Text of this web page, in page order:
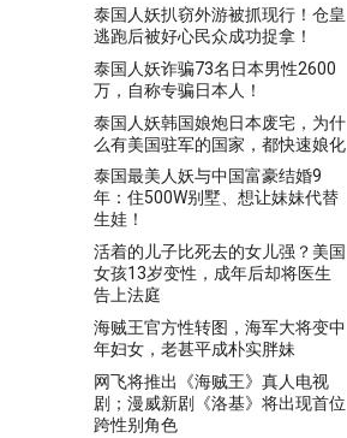
泰国人妖扒窃外游被抓现行！仓皇
逃跑后被好心民众成功捉拿！
泰国人妖诈骗73名日本男性2600
万，自称专骗日本人！
泰国人妖韩国娘炮日本废宅，为什
么有美国驻军的国家，都快速娘化
泰国最美人妖与中国富豪结婚9
年：住500W别墅、想让妹妹代替
生娃！
活着的儿子比死去的女儿强？美国
女孩13岁变性，成年后却将医生
告上法庭
海贼王官方性转图，海军大将变中
年妇女，老甚平成朴实胖妹
网飞将推出《海贼王》真人电视
剧；漫威新剧《洛基》将出现首位
跨性别角色